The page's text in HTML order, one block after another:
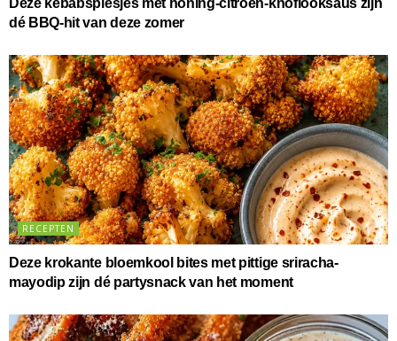
dé BBQ-hit van deze zomer
RECEPTEN
Deze krokante bloemkool bites met pittige sriracha-
mayodip zijn dé partysnack van het moment